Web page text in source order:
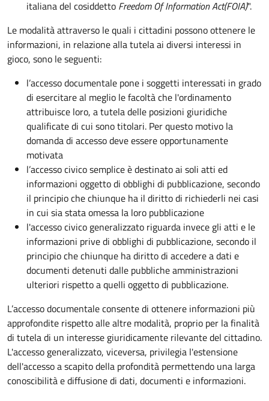
italiana del cosiddetto Freedom Of Information Act(FOIA)".
Le modalità attraverso le quali i cittadini possono ottenere le
informazioni, in relazione alla tutela ai diversi interessi in
gioco, sono le seguenti:
l’accesso documentale pone i soggetti interessati in grado
di esercitare al meglio le facoltà che l'ordinamento
attribuisce loro, a tutela delle posizioni giuridiche
qualificate di cui sono titolari. Per questo motivo la
domanda di accesso deve essere opportunamente
motivata
l’accesso civico semplice è destinato ai soli atti ed
informazioni oggetto di obblighi di pubblicazione, secondo
il principio che chiunque ha il diritto di richiederli nei casi
in cui sia stata omessa la loro pubblicazione
l'accesso civico generalizzato riguarda invece gli atti e le
informazioni prive di obblighi di pubblicazione, secondo il
principio che chiunque ha diritto di accedere a dati e
documenti detenuti dalle pubbliche amministrazioni
ulteriori rispetto a quelli oggetto di pubblicazione.
L’accesso documentale consente di ottenere informazioni più
approfondite rispetto alle altre modalità, proprio per la finalità
di tutela di un interesse giuridicamente rilevante del cittadino.
L'accesso generalizzato, viceversa, privilegia l'estensione
dell'accesso a scapito della profondità permettendo una larga
conoscibilità e diffusione di dati, documenti e informazioni.